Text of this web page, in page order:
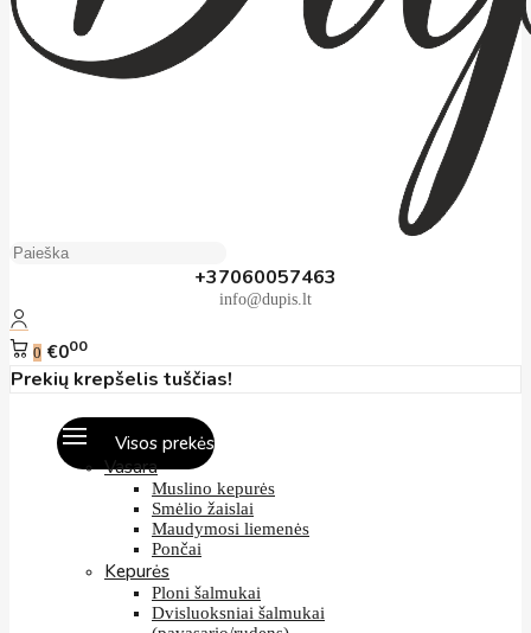
+37060057463
info@dupis.lt
0 €000
Prekių krepšelis tuščias!
Visos prekės
Vasara
Muslino kepurės
Smėlio žaislai
Maudymosi liemenės
Pončai
Kepurės
Ploni šalmukai
Dvisluoksniai šalmukai